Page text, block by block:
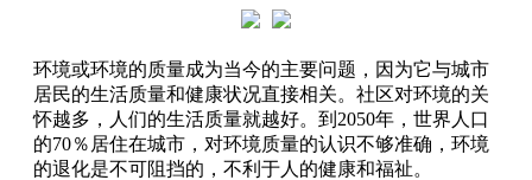
环境或环境的质量成为当今的主要问题，因为它与城市
居民的生活质量和健康状况直接相关。社区对环境的关
怀越多，人们的生活质量就越好。到2050年，世界人口
的70％居住在城市，对环境质量的认识不够准确，环境
的退化是不可阻挡的，不利于人的健康和福祉。